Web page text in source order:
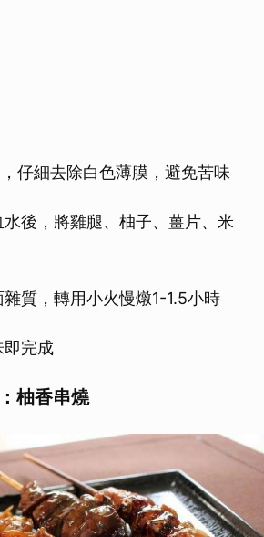
仔細去除白色薄膜，避免苦味
後，將雞腿、柚子、薑片、米
質，轉用小火慢燉1-1.5小時
即完成
柚香串燒